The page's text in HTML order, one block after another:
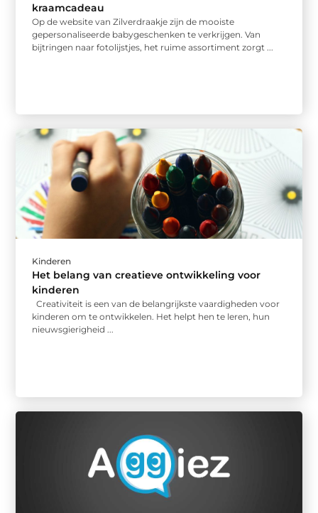
kraamcadeau
Op de website van Zilverdraakje zijn de mooiste
gepersonaliseerde babygeschenken te verkrijgen. Van
bijtringen naar fotolijstjes, het ruime assortiment zorgt ...
Kinderen
Het belang van creatieve ontwikkeling voor
kinderen
Creativiteit is een van de belangrijkste vaardigheden voor
kinderen om te ontwikkelen. Het helpt hen te leren, hun
nieuwsgierigheid ...